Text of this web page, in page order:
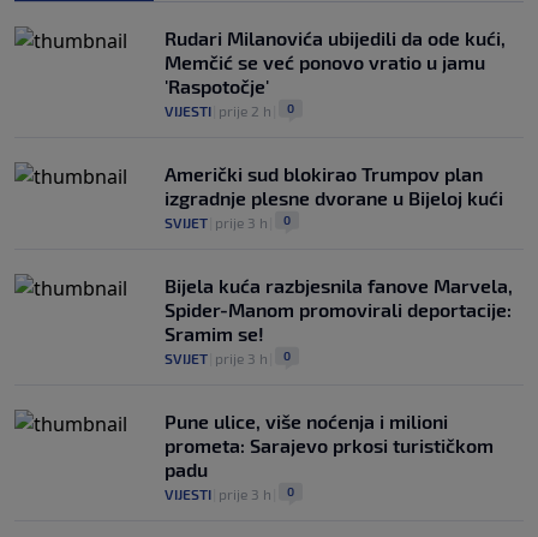
Rudari Milanovića ubijedili da ode kući,
Memčić se već ponovo vratio u jamu
'Raspotočje'
VIJESTI prije 2 h 0
Američki sud blokirao Trumpov plan
izgradnje plesne dvorane u Bijeloj kući
SVIJET prije 3 h 0
Bijela kuća razbjesnila fanove Marvela,
Spider-Manom promovirali deportacije:
Sramim se!
SVIJET prije 3 h 0
Pune ulice, više noćenja i milioni
prometa: Sarajevo prkosi turističkom
padu
VIJESTI prije 3 h 0